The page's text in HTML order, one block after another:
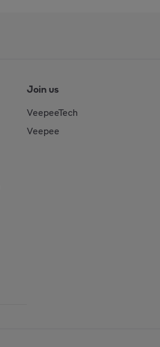
Join us
VeepeeTech
Veepee